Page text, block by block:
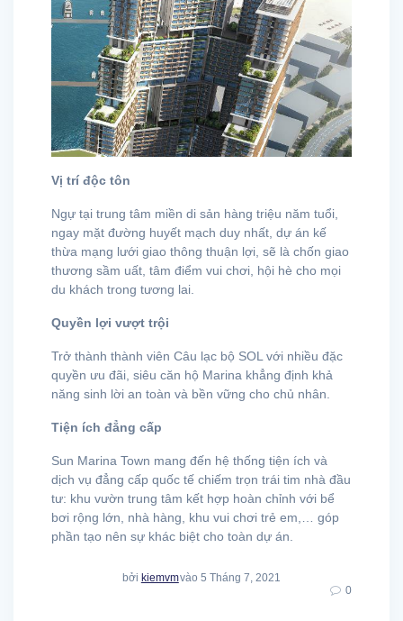
Vị trí độc tôn
Ngự tại trung tâm miền di sản hàng triệu năm tuổi,
ngay mặt đường huyết mạch duy nhất, dự án kế
thừa mạng lưới giao thông thuận lợi, sẽ là chốn giao
thương sầm uất, tâm điểm vui chơi, hội hè cho mọi
du khách trong tương lai.
Quyền lợi vượt trội
Trở thành thành viên Câu lạc bộ SOL với nhiều đặc
quyền ưu đãi, siêu căn hộ Marina khẳng định khả
năng sinh lời an toàn và bền vững cho chủ nhân.
Tiện ích đẳng cấp
Sun Marina Town mang đến hệ thống tiện ích và
dịch vụ đẳng cấp quốc tế chiếm trọn trái tim nhà đầu
tư: khu vườn trung tâm kết hợp hoàn chỉnh với bể
bơi rộng lớn, nhà hàng, khu vui chơi trẻ em,… góp
phần tạo nên sự khác biệt cho toàn dự án.
bởi kiemvmvào 5 Tháng 7, 2021
0